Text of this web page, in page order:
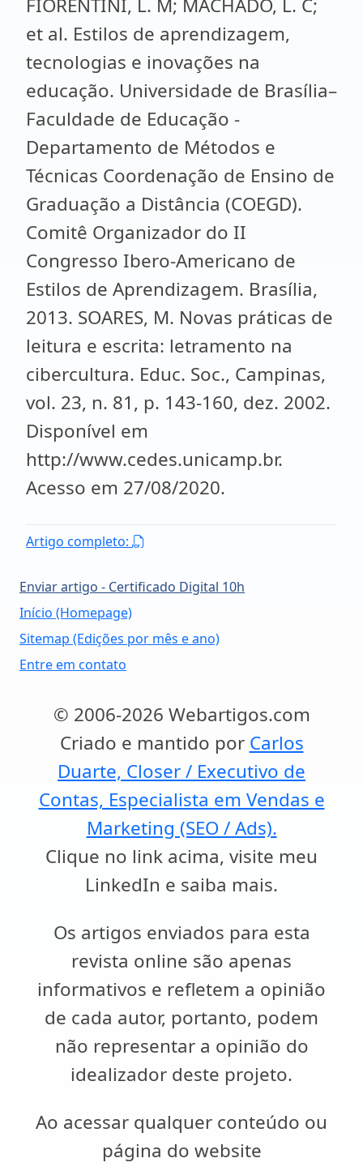
Artigo completo:
Enviar artigo - Certificado Digital 10h
Início (Homepage)
Sitemap (Edições por mês e ano)
Entre em contato
© 2006-2026 Webartigos.com
Criado e mantido por Carlos
Duarte, Closer / Executivo de
Contas, Especialista em Vendas e
Marketing (SEO / Ads).
Clique no link acima, visite meu
LinkedIn e saiba mais.
Os artigos enviados para esta
revista online são apenas
informativos e refletem a opinião
de cada autor, portanto, podem
não representar a opinião do
idealizador deste projeto.
Ao acessar qualquer conteúdo ou
página do website